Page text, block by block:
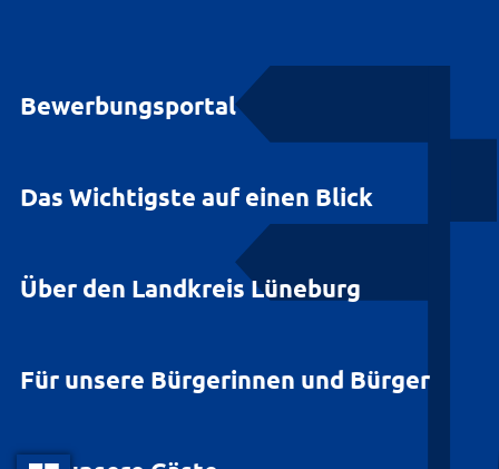
Bewerbungsportal
Das Wichtigste auf einen Blick
Über den Landkreis Lüneburg
Für unsere Bürgerinnen und Bürger